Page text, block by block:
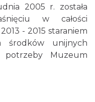
2005 r. została
w całości
- 2015 staraniem
środków unijnych
Muzeum